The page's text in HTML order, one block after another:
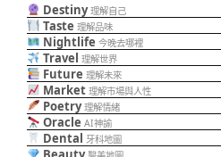
Destiny 理解自己
Taste 理解品味
Nightlife 今晚去哪裡
Travel 理解世界
Future 理解未來
Market 理解市場與人性
Poetry 理解情緒
Oracle AI神諭
Dental 牙科地圖